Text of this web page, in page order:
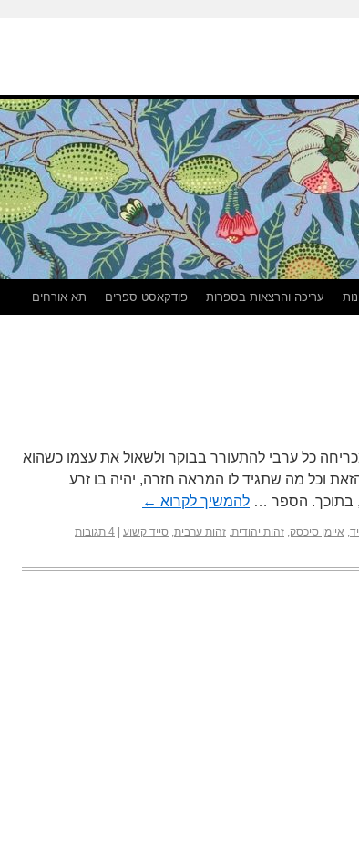
עריכה והרצאות בספרות פודקאסט ספרים תא אורחים
כל ערבי להתעורר בבוקר ולשאול את עצמו כשהוא
וכל מה שתגיד לו המראה חזרה, יהיה בו זרע
בתוכך. הספר … להמשיך לקרוא ←
, איימן סיכסק, זהות יהודית, זהות ערבית, סייד קשוע 4 תגובות